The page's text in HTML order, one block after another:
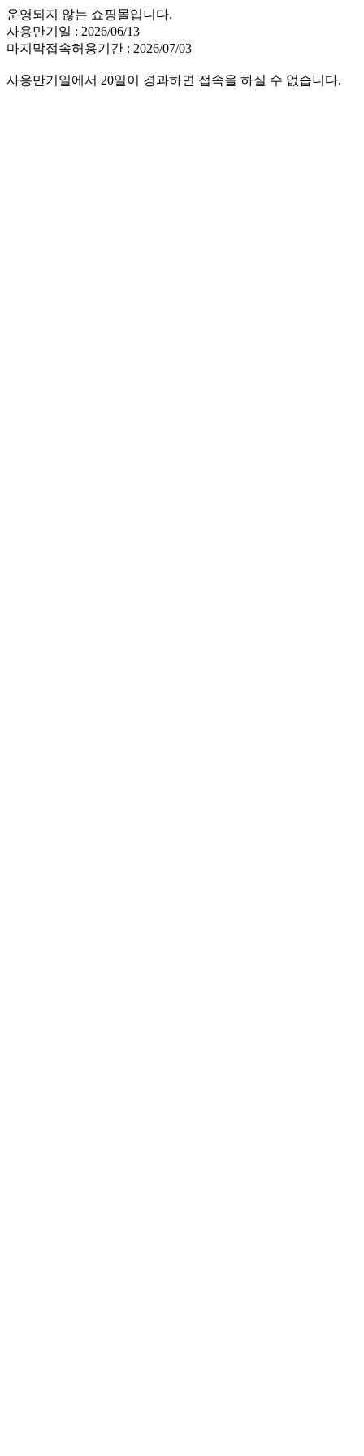
운영되지 않는 쇼핑몰입니다.
사용만기일 : 2026/06/13
마지막접속허용기간 : 2026/07/03
사용만기일에서 20일이 경과하면 접속을 하실 수 없습니다.